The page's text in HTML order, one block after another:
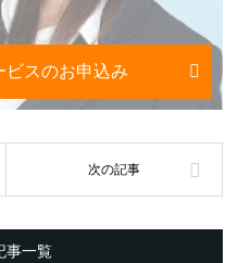
ビスのお申込み
事一覧